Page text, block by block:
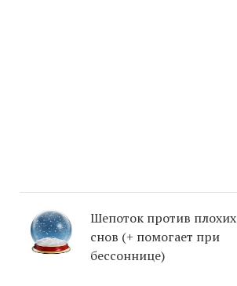
Шепоток против плохих
снов (+ помогает при
бессоннице)